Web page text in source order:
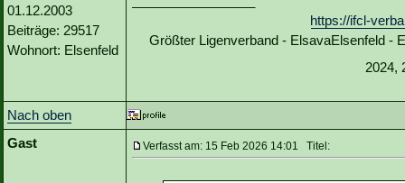
01.12.2003
Beiträge: 29517
Wohnort: Elsenfeld
https://ifcl-
Größter Ligenverband - ElsavaElsenfeld -
2024,
Nach oben
Gast
Verfasst am: 15 Feb 2026 14:01 Titel: